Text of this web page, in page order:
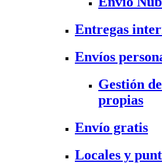
Entregas
Envíos
Gestión
propias
Envío gratis
Locales y